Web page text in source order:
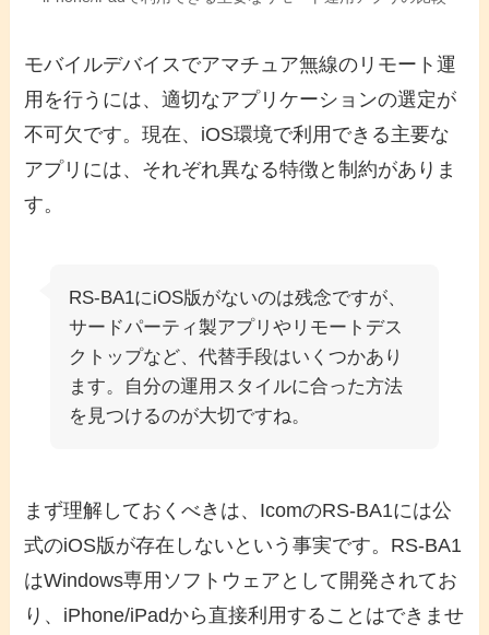
モバイルデバイスでアマチュア無線のリモート運
用を行うには、適切なアプリケーションの選定が
不可欠です。現在、iOS環境で利用できる主要な
アプリには、それぞれ異なる特徴と制約がありま
す。
RS-BA1にiOS版がないのは残念ですが、
サードパーティ製アプリやリモートデス
クトップなど、代替手段はいくつかあり
ます。自分の運用スタイルに合った方法
を見つけるのが大切ですね。
まず理解しておくべきは、IcomのRS-BA1には公
式のiOS版が存在しないという事実です。RS-BA1
はWindows専用ソフトウェアとして開発されてお
り、iPhone/iPadから直接利用することはできませ